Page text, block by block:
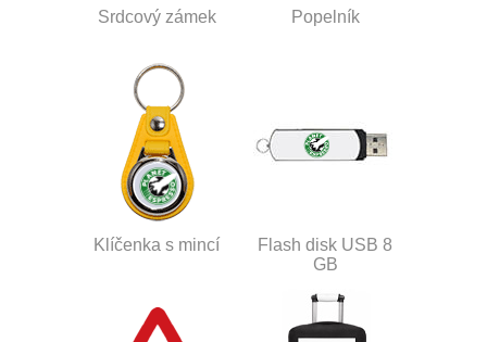
Srdcový zámek Popelník
Klíčenka s mincí
Flash disk USB 8
GB